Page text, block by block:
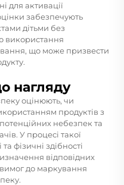
для активації
забезпечують
дітьми без
використання
що може призвести
нагляду
оцінюють, чи
продуктів з
небезпек та
У процесі такої
фізичні здібності
відповідних
до маркування